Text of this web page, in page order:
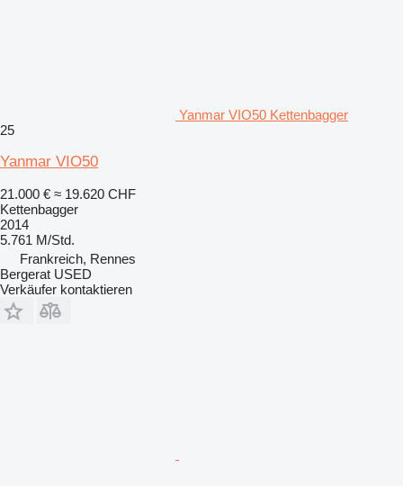
Yanmar VIO50 Kettenbagger
25
Yanmar VIO50
21.000 € ≈ 19.620 CHF
Kettenbagger
2014
5.761 M/Std.
Frankreich, Rennes
Bergerat USED
Verkäufer kontaktieren